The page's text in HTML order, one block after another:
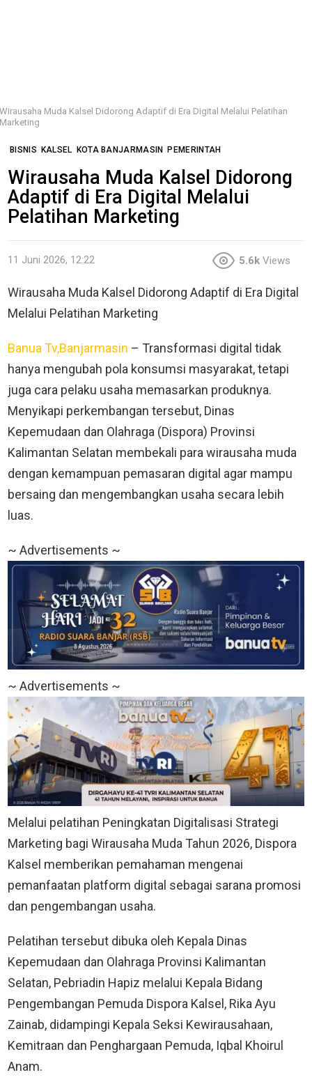
Wirausaha Muda Kalsel Didorong Adaptif di Era Digital Melalui Pelatihan
Marketing
BISNIS KALSEL KOTA BANJARMASIN PEMERINTAH
Wirausaha Muda Kalsel Didorong
Adaptif di Era Digital Melalui
Pelatihan Marketing
11 Juni 2026, 12:22 5.6k Views
Wirausaha Muda Kalsel Didorong Adaptif di Era Digital
Melalui Pelatihan Marketing
Banua Tv,Banjarmasin – Transformasi digital tidak
hanya mengubah pola konsumsi masyarakat, tetapi
juga cara pelaku usaha memasarkan produknya.
Menyikapi perkembangan tersebut, Dinas
Kepemudaan dan Olahraga (Dispora) Provinsi
Kalimantan Selatan membekali para wirausaha muda
dengan kemampuan pemasaran digital agar mampu
bersaing dan mengembangkan usaha secara lebih
luas.
~ Advertisements ~
~ Advertisements ~
Melalui pelatihan Peningkatan Digitalisasi Strategi
Marketing bagi Wirausaha Muda Tahun 2026, Dispora
Kalsel memberikan pemahaman mengenai
pemanfaatan platform digital sebagai sarana promosi
dan pengembangan usaha.
Pelatihan tersebut dibuka oleh Kepala Dinas
Kepemudaan dan Olahraga Provinsi Kalimantan
Selatan, Pebriadin Hapiz melalui Kepala Bidang
Pengembangan Pemuda Dispora Kalsel, Rika Ayu
Zainab, didampingi Kepala Seksi Kewirausahaan,
Kemitraan dan Penghargaan Pemuda, Iqbal Khoirul
Anam.